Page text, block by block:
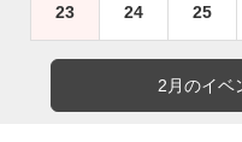
23 24 25
2月のイベ